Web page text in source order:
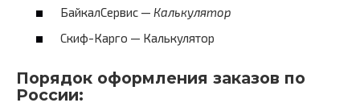
БайкалСервис — Калькулятор
Скиф-Карго — Калькулятор
Порядок оформления заказов по
России: